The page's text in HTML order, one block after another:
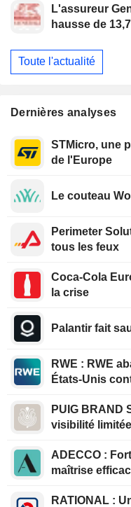
L'assureur
hausse de
Toute l'actualité
Dernières analyses
STMicro, une
de l'Europe
Le couteau
Perimeter
tous les feux
Coca-Cola
la crise
Palantir fait
RWE : RWE abandonne l'éolien offshore aux
États-Unis
PUIG BRAND SA : Des résultats
visibilité limitée
ADECCO : Forte croissance organique et
maîtrise
RATIONAL : Un bénéfice supérieur aux